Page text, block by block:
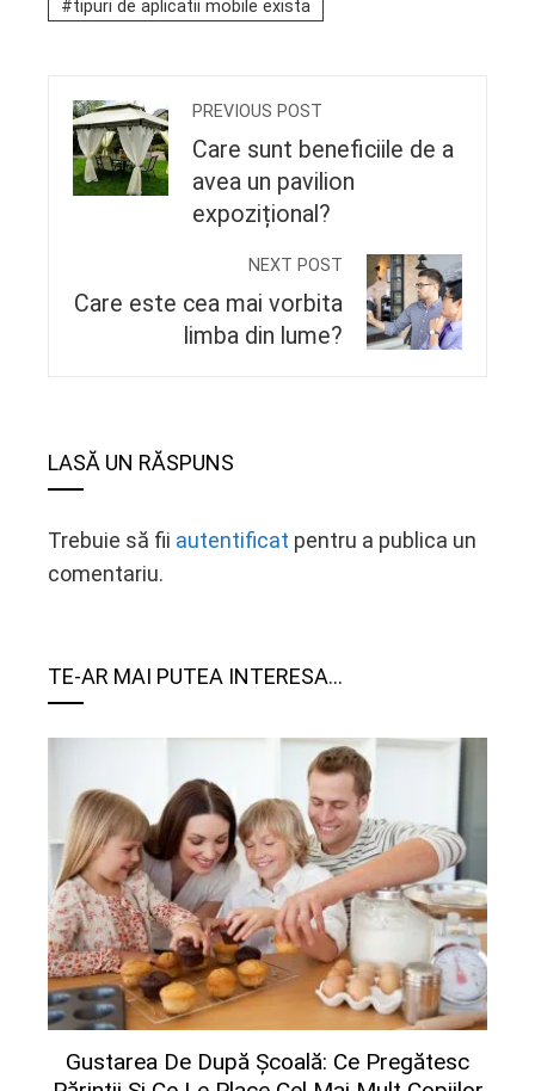
tipuri de aplicatii mobile exista
PREVIOUS POST
Care sunt beneficiile de a
avea un pavilion
expozițional?
NEXT POST
Care este cea mai vorbita
limba din lume?
LASĂ UN RĂSPUNS
Trebuie să fii autentificat pentru a publica un
comentariu.
TE-AR MAI PUTEA INTERESA...
Gustarea De După Școală: Ce Pregătesc